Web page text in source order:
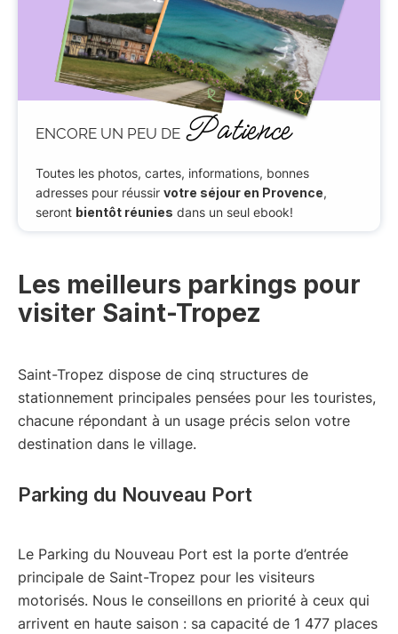
ENCORE UN PEU DE Patience
Toutes les photos, cartes, informations, bonnes
adresses pour réussir votre séjour en Provence,
seront bientôt réunies dans un seul ebook!
Les meilleurs parkings pour
visiter Saint-Tropez
Saint-Tropez dispose de cinq structures de
stationnement principales pensées pour les touristes,
chacune répondant à un usage précis selon votre
destination dans le village.
Parking du Nouveau Port
Le Parking du Nouveau Port est la porte d’entrée
principale de Saint-Tropez pour les visiteurs
motorisés. Nous le conseillons en priorité à ceux qui
arrivent en haute saison : sa capacité de 1 477 places